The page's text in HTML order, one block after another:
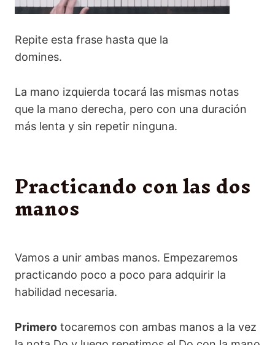
Repite esta frase hasta que la
domines.
La mano izquierda tocará las mismas notas
que la mano derecha, pero con una duración
más lenta y sin repetir ninguna.
Practicando con las dos
manos
Vamos a unir ambas manos. Empezaremos
practicando poco a poco para adquirir la
habilidad necesaria.
Primero tocaremos con ambas manos a la vez